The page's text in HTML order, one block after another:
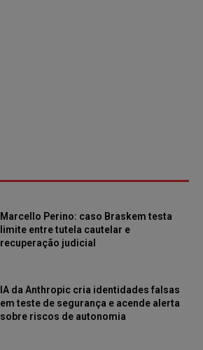
Marcello Perino: caso Braskem testa
limite entre tutela cautelar e
recuperação judicial
IA da Anthropic cria identidades falsas
em teste de segurança e acende alerta
sobre riscos de autonomia